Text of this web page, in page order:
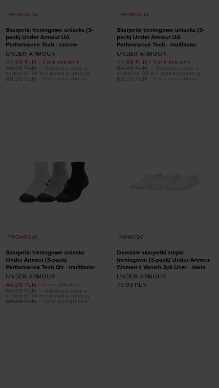
PROMOCJA
Dodaj produkt w
Skarpetki treningowe uniseks (3-
pack) Under Armour UA
Performance Tech - czarne
UNDER ARMOUR
- Cena aktualna
44,99 PLN
- Cena początkowa
69,99 PLN
49,99 PLN
- Najniższa cena z
ostatnich 30 dni przed promocją
PROMOCJA
Dodaj produkt w
Skarpetki treningowe uniseks (3-
pack) Under Armour UA
Performance Tech - multikolor
UNDER ARMOUR
- Cena aktualna
44,99 PLN
- Cena początkowa
69,99 PLN
54,99 PLN
- Najniższa cena z
ostatnich 30 dni przed promocją
PROMOCJA
Skarpetki treningowe uniseks
Under Armour (3-pack)
Performance Tech Qtr - multikolor
UNDER ARMOUR
- Cena aktualna
44,99 PLN
- Cena początkowa
69,99 PLN
54,99 PLN
- Najniższa cena z
ostatnich 30 dni przed promocją
NOWOŚĆ
Damskie skarpetki stopki
treningowe (3-pack) Under Armour
Women's Vanish 3pk Liner - białe
UNDER ARMOUR
79,99 PLN